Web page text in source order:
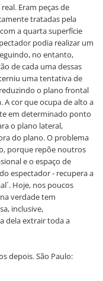
Eram peças de
tratadas pela
a quarta superfície
podia realizar um
no entanto,
de cada uma dessas
uma tentativa de
o plano frontal
A cor que ocupa de alto a
em determinado ponto
o plano lateral,
do plano. O problema
porque repõe noutros
e o espaço de
espectador - recupera a
Hoje, nos poucos
verdade tem
inclusive,
dela extrair toda a
depois. São Paulo: